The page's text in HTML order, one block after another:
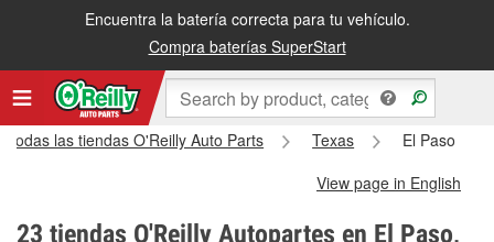
Encuentra la batería correcta para tu vehículo.
Compra baterías SuperStart
Todas las tiendas O'Reilly Auto Parts Texas
El Paso
View page in English
23 tiendas O'Reilly Autopartes en El Paso,